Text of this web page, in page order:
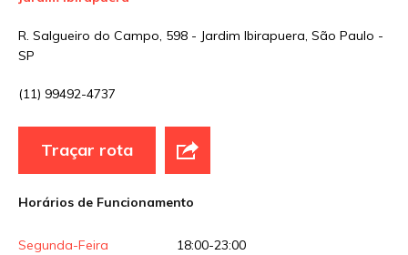
E-mail*
Site
Sua avaliação
R. Salgueiro do Campo, 598 - Jardim Ibirapuera, São Paulo -
SP
(11) 99492-4737
Traçar rota
Horários de Funcionamento
Segunda-Feira
18:00-23:00